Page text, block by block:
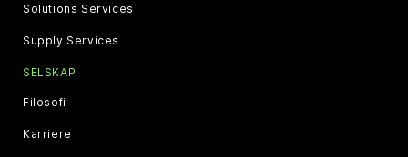
Solutions Services
Supply Services
SELSKAP
Filosofi
Karriere